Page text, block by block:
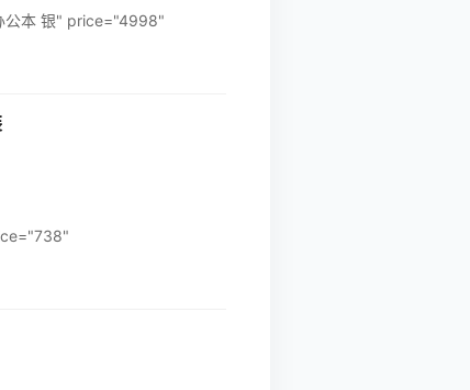
公本 银" price="4998"